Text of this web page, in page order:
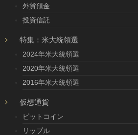
外貨預金
投資信託
特集：米大統領選
2024年米大統領選
2020年米大統領選
2016年米大統領選
仮想通貨
ビットコイン
リップル